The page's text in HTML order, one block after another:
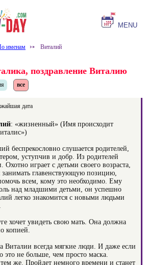
MENU
именам ⤐ Виталий
поздравление Виталию
все
дата
: «жизненный» (Имя происходит
беспрекословно слушается родителей,
уступчив и добр. Из родителей
Охотно играет с детьми своего возраста,
занимать главенствующую позицию,
всем, кому это необходимо. Ему
над младшими детьми, он успешно
легко знакомится с новыми людьми
хочет увидеть свою мать. Она должна
копией.
Виталии всегда мягкие люди. И даже если
это не больше, чем просто маска.
же. Пройдет немного времени и станет